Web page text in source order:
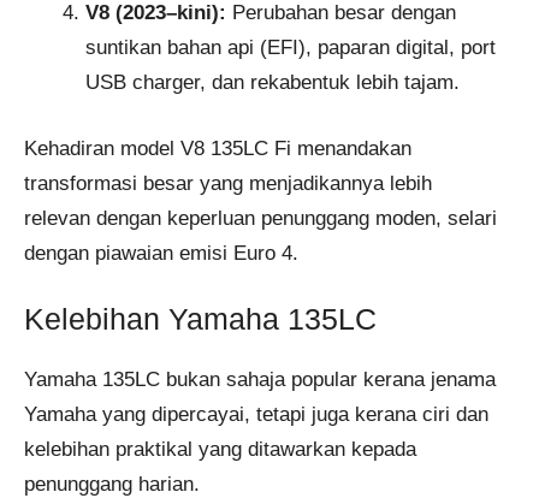
V8 (2023–kini): Perubahan besar dengan
suntikan bahan api (EFI), paparan digital, port
USB charger, dan rekabentuk lebih tajam.
Kehadiran model V8 135LC Fi menandakan
transformasi besar yang menjadikannya lebih
relevan dengan keperluan penunggang moden, selari
dengan piawaian emisi Euro 4.
Kelebihan Yamaha 135LC
Yamaha 135LC bukan sahaja popular kerana jenama
Yamaha yang dipercayai, tetapi juga kerana ciri dan
kelebihan praktikal yang ditawarkan kepada
penunggang harian.